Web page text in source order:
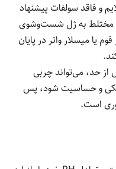
و فاقد سولفات پیشنهاد
مختلط به ژل شست‌وشوی
یا میسلار واتر در پایان
حد، می‌تواند چربی
و حساسیت شود، پس
است.